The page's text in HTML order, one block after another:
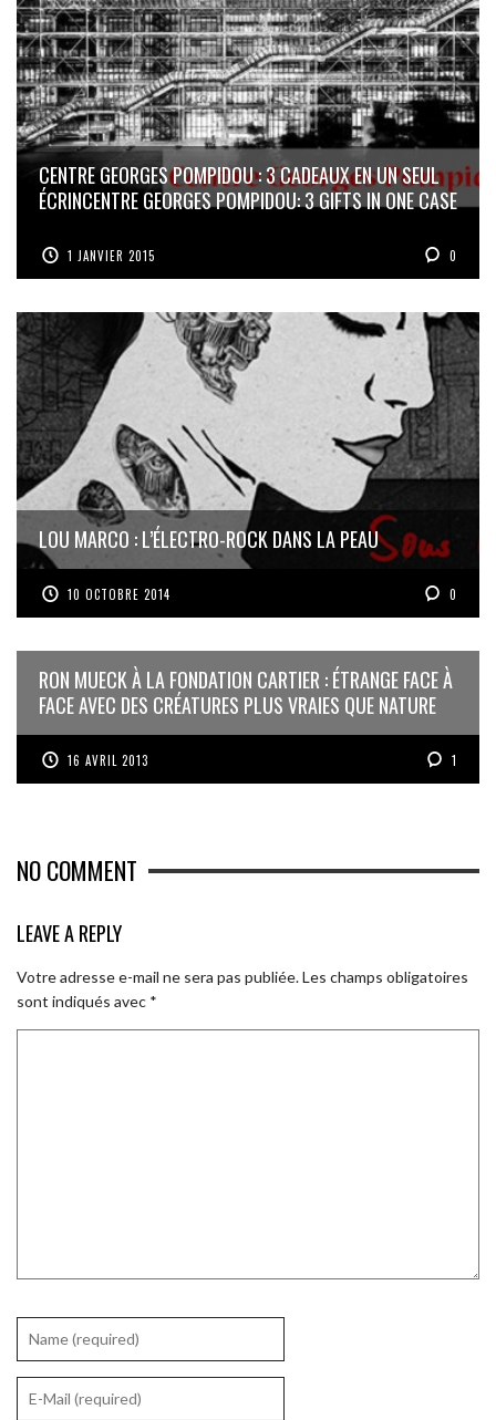
CENTRE GEORGES POMPIDOU : 3 CADEAUX EN UN SEUL
ÉCRINCENTRE GEORGES POMPIDOU: 3 GIFTS IN ONE CASE
1 JANVIER 2015 0
LOU MARCO : L’ÉLECTRO-ROCK DANS LA PEAU
10 OCTOBRE 2014 0
RON MUECK À LA FONDATION CARTIER : ÉTRANGE FACE À
FACE AVEC DES CRÉATURES PLUS VRAIES QUE NATURE
16 AVRIL 2013 1
NO COMMENT
LEAVE A REPLY
Votre adresse e-mail ne sera pas publiée.Les champs obligatoires
sont indiqués avec *